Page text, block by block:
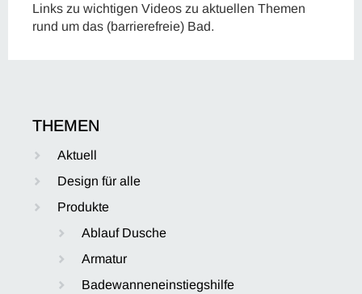
Links zu wichtigen Videos zu aktuellen Themen
rund um das (barrierefreie) Bad.
THEMEN
Aktuell
Design für alle
Produkte
Ablauf Dusche
Armatur
Badewanneneinstiegshilfe